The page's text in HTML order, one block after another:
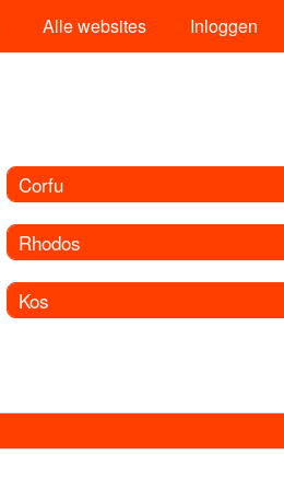
Alle websites Inloggen
Corfu
Rhodos
Kos